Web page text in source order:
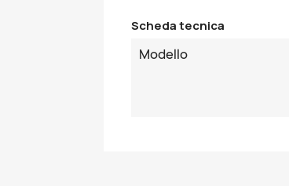
Scheda tecnica
Modello